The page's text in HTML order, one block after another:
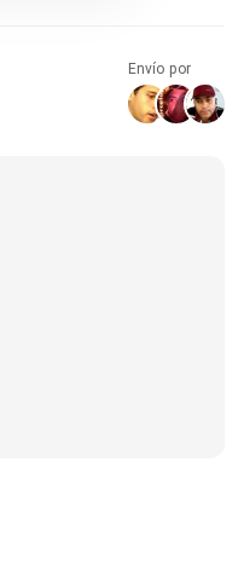
Envío por